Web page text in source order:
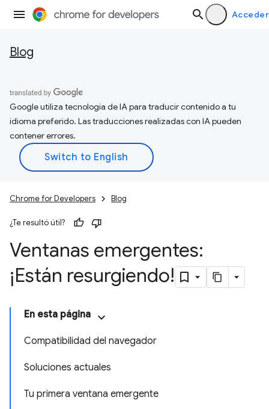
Acceder
Blog
Google utiliza tecnología de IA para traducir contenido a tu
idioma preferido. Las traducciones realizadas con IA pueden
contener errores.
Chrome for Developers Blog
¿Te resultó útil?
Ventanas emergentes:
¡Están resurgiendo!
En esta página
Compatibilidad del navegador
Soluciones actuales
Tu primera ventana emergente